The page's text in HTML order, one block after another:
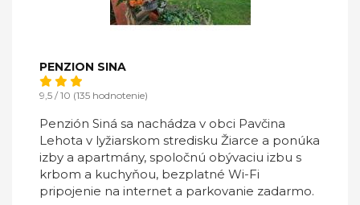
PENZION SINA
9,5 / 10 (135 hodnotenie)
Penzión Siná sa nachádza v obci Pavčina
Lehota v lyžiarskom stredisku Žiarce a ponúka
izby a apartmány, spoločnú obývaciu izbu s
krbom a kuchyňou, bezplatné Wi-Fi
pripojenie na internet a parkovanie zadarmo.